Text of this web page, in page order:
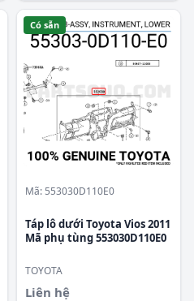
Có sẵn
Mã: 553030D110E0
Táp lô dưới Toyota Vios 2011
Mã phụ tùng 553030D110E0
TOYOTA
Liên hệ